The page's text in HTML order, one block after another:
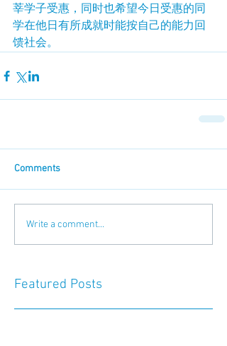
莘学子受惠，同时也希望今日受惠的同
学在他日有所成就时能按自己的能力回
馈社会。
Comments
Write a comment...
Featured Posts